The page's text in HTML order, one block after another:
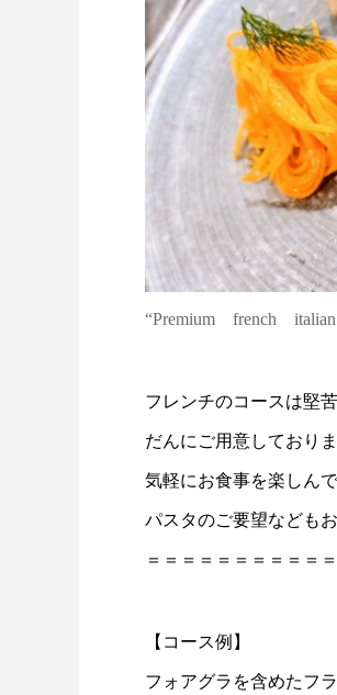
“Premium french
フレンチのコースは堅
だんにご用意しておりま
気軽にお食事を楽しん
パスタのご要望なども
＝＝＝＝＝＝＝＝＝＝
【コース例】
フォアグラを含めたフ